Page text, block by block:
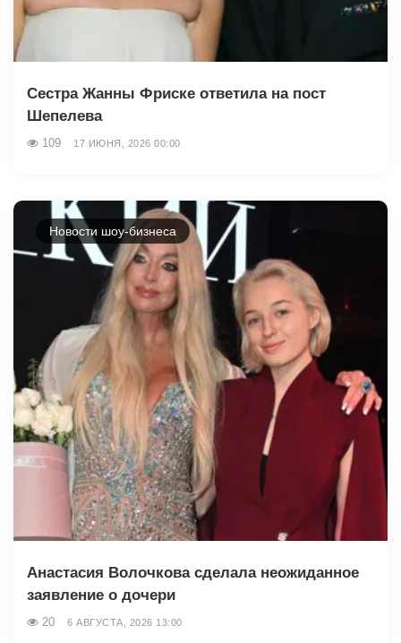
Сестра Жанны Фриске ответила на пост
Шепелева
109 17 ИЮНЯ, 2026 00:00
Новости шоу-бизнеса
Анастасия Волочкова сделала неожиданное
заявление о дочери
20 6 АВГУСТА, 2026 13:00